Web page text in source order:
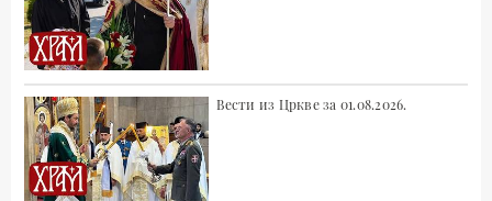
Вести из Цркве за 01.08.2026.